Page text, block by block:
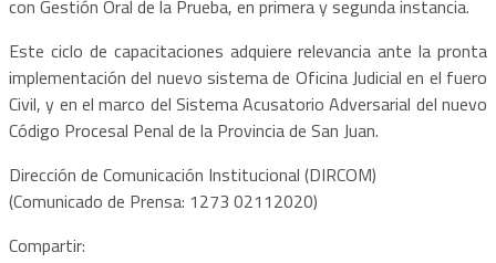
con Gestión Oral de la Prueba, en primera y segunda instancia.
Este ciclo de capacitaciones adquiere relevancia ante la pronta
implementación del nuevo sistema de Oficina Judicial en el fuero
Civil, y en el marco del Sistema Acusatorio Adversarial del nuevo
Código Procesal Penal de la Provincia de San Juan.
Dirección de Comunicación Institucional (DIRCOM)
(Comunicado de Prensa: 1273 02112020)
Compartir: